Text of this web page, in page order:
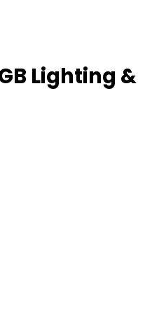
Lighting &